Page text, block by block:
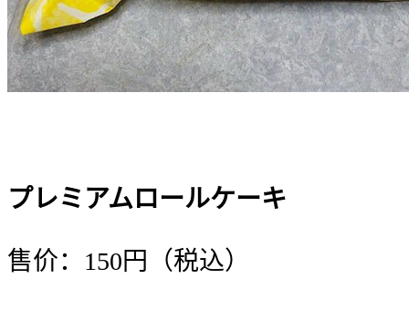
プレミアムロールケーキ
售价：150円（税込）